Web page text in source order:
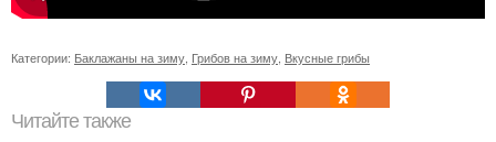
Категории: Баклажаны на зиму Грибов на зиму Вкусные грибы
Читайте также